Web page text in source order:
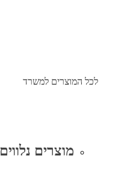
לכל המוצרים למשרד
מוצרים נלווים